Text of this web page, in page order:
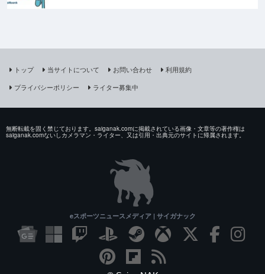
トップ 当サイトについて お問い合わせ
利用規約
プライバシーポリシー
ライター募集中
無断転載を固く禁じております。saiganak.comに掲載されている画像・文章等の著作権は
saiganak.comないしカメラマン・ライター、又は引用・出典元のサイトに帰属されます。
eスポーツニュースメディア | サイガナック